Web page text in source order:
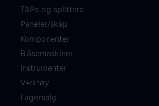
TAPs og splittere
Paneler/skap
Komponenter
Blåsemaskiner
Instrumenter
Verktøy
Lagersalg